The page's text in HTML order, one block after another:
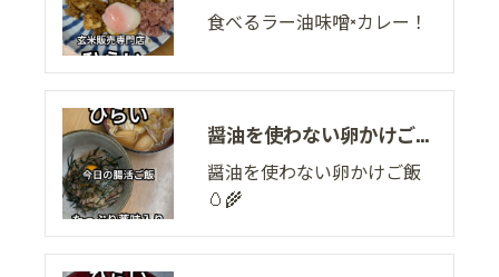
食べるラー油味噌×カレー！
醤油を使わない卵かけご飯🥚🌾
醤油を使わない卵かけご飯
🥚🌾